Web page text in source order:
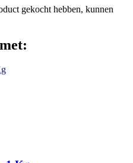
gekocht hebben, kunnen